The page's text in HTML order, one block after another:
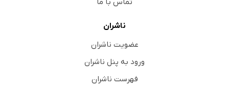
ناشران
عضویت ناشران
ورود به پنل ناشران
فهرست ناشران